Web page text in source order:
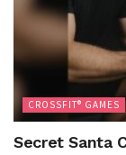
CROSSFIT® GAMES
Secret Santa